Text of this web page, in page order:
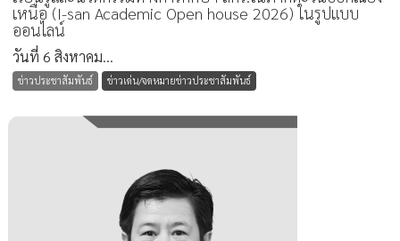
เหนือ (I-san Academic Open house 2026) ในรูปแบบ
ออนไลน์
วันที่ 6 สิงหาคม...
ข่าวประชาสัมพันธ์ ข่าวเด่น/จดหมายข่าวประชาสัมพันธ์